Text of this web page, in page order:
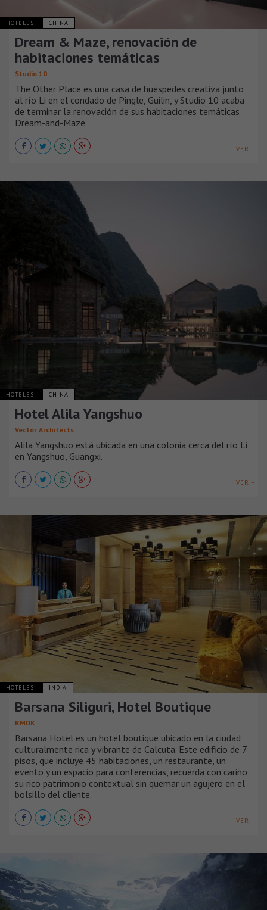
HOTELES CHINA
Dream & Maze, renovación de
habitaciones temáticas
Studio 10
The Other Place es una casa de huéspedes creativa junto
al río Li en el condado de Pingle, Guilin, y Studio 10 acaba
de terminar la renovación de sus habitaciones temáticas
Dream-and-Maze.
VER +
HOTELES CHINA
Hotel Alila Yangshuo
Vector Architects
Alila Yangshuo está ubicada en una colonia cerca del río Li
en Yangshuo, Guangxi.
VER +
HOTELES INDIA
Barsana Siliguri, Hotel Boutique
RMDK
Barsana Hotel es un hotel boutique ubicado en la ciudad
culturalmente rica y vibrante de Calcuta. Este edificio de 7
pisos, que incluye 45 habitaciones, un restaurante, un
evento y un espacio para conferencias, recuerda con cariño
su rico patrimonio contextual sin quemar un agujero en el
bolsillo del cliente.
VER +